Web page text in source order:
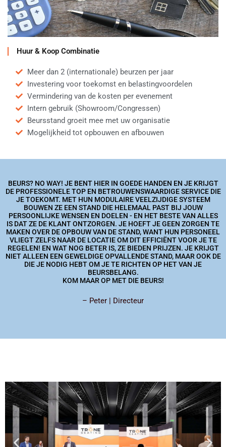
Huur & Koop Combinatie
Meer dan 2 (internationale) beurzen per jaar
Investering voor toekomst en belastingvoordelen
Vermindering van de kosten per evenement
Intern gebruik (Showroom/Congressen)
Beursstand groeit mee met uw organisatie
Mogelijkheid tot opbouwen en afbouwen
BEURS? NO WAY! JE BENT HIER IN GOEDE HANDEN EN JE KRIJGT
DE PROFESSIONELE TOP EN BETROUWENSWAARDIGE SERVICE DIE
JE TOEKOMT. MET HUN MODULAIRE VEELZIJDIGE SYSTEEM
BOUWEN ZE EEN STAND DIE HELEMAAL PAST BIJ JOUW
PERSOONLIJKE WENSEN EN DOELEN - EN HET BESTE VAN ALLES
IS DAT ZE DE KLANT ONTZORGEN. JE HOEFT JE GEEN ZORGEN TE
MAKEN OVER DE OPBOUW VAN DE STAND, WANT HUN PERSONEEL
VLIEGT ZELFS NAAR DE LOCATIE OM DIT EFFICIËNT VOOR JE TE
REGELEN! EN WAT NOG BETER IS, ZE BIEDEN PRIJZEN. JE KRIJGT
NIET ALLEEN EEN GEWELDIGE OPVALLENDE STAND, MAAR OOK DE
DIE JE NODIG HEBT OM JE TE RICHTEN OP HET VAN JE
BEURSBELANG.
KOM MAAR OP MET DIE BEURS!
– Peter | Directeur